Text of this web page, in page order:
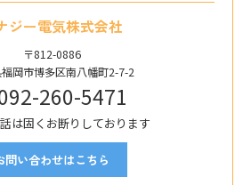
ジー電気株式会社
〒812-0886
岡市博多区南八幡町2-7-2
260-5471
は固くお断りしております
問い合わせはこちら